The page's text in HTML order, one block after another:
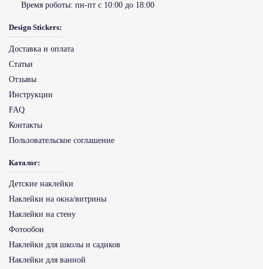
Время роботы: пн-пт с 10:00 до 18:00
Design Stickers:
Доставка и оплата
Статьи
Отзывы
Инструкции
FAQ
Контакты
Пользовательское соглашение
Каталог:
Детские наклейки
Наклейки на окна/витрины
Наклейки на стену
Фотообои
Наклейки для школы и садиков
Наклейки для ванной